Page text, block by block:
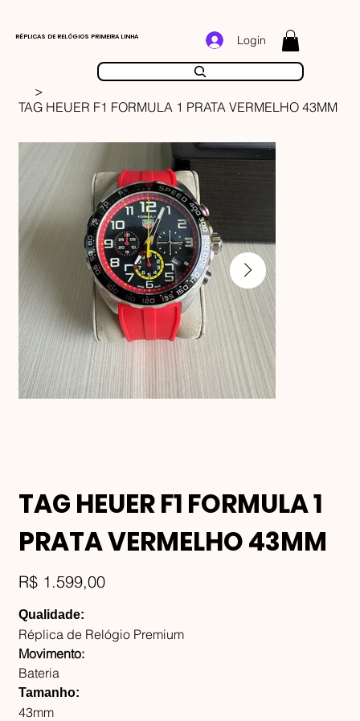
RÉPLICAS DE RELÓGIOS PRIMEIRA LINHA Login
>
TAG HEUER F1 FORMULA 1 PRATA VERMELHO 43MM
TAG HEUER F1 FORMULA 1
PRATA VERMELHO 43MM
Preço
R$ 1.599,00
Qualidade:
Réplica de Relógio Premium
Movimento:
Bateria
Tamanho:
43mm